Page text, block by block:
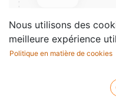
10 Grandes
Nous utilisons des
meilleure expérience
Politique en matière de cookies